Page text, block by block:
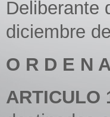
Deliberante
diciembre
O R D E N
ARTICULO